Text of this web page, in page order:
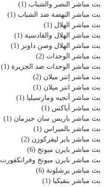
بث مباشر النصر والشباب (1)
بث مباشر النهضة ضد الشباب (1)
بث مباشر الهلال (1)
بث مباشر الهلال والقادسية (1)
بث مباشر الهلال وصن داونز (1)
بث مباشر الوحدات (2)
بث مباشر الوحدات ضد الجزيرة (1)
بث مباشر إنتر ميلان (2)
بث مباشر انتر ميلان (1)
بث مباشر أنجيه ومارسيليا (1)
بث مباشر أياكس (1)
بث مباشر باريس سان جيرمان (1)
بث مباشر بالميراس (1)
بث مباشر باير ليفركوزن (2)
بث مباشر بايرن ميونخ (6)
بث مباشر بايرن ميونخ وفرانكفورت
بث مباشر برشلونة (6)
بث مباشر بنفيكيا (1)